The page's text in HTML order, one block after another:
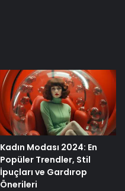
Kadın Modası 2024: En
Popüler Trendler, Stil
İpuçları ve Gardırop
Önerileri